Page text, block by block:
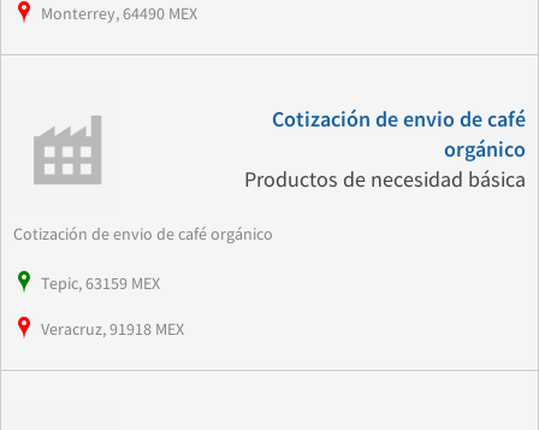
Monterrey, 64490 MEX
Cotización de envio de café
orgánico
Productos de necesidad básica
Cotización de envio de café orgánico
Tepic, 63159 MEX
Veracruz, 91918 MEX